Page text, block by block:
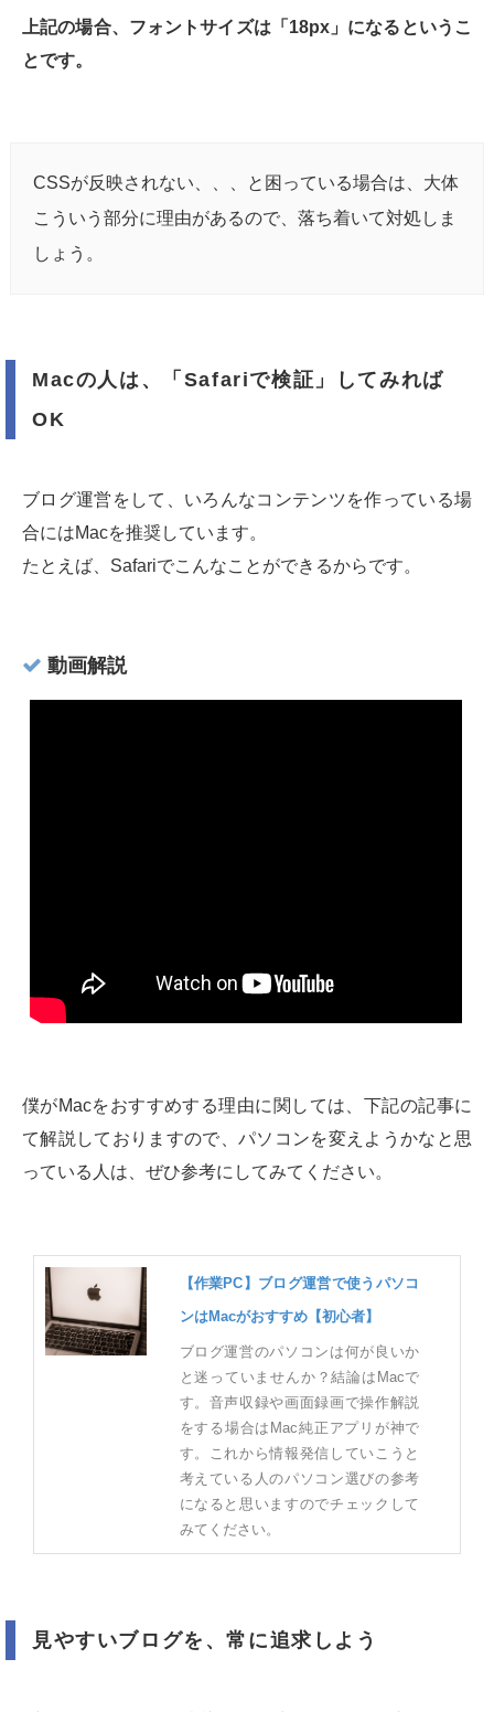
上記の場合、フォントサイズは「18px」になるというこ
とです。
CSSが反映されない、、、と困っている場合は、大体
こういう部分に理由があるので、落ち着いて対処しま
しょう。
Macの人は、「Safariで検証」してみれば
OK
ブログ運営をして、いろんなコンテンツを作っている場
合にはMacを推奨しています。
たとえば、Safariでこんなことができるからです。
動画解説
僕がMacをおすすめする理由に関しては、下記の記事に
て解説しておりますので、パソコンを変えようかなと思
っている人は、ぜひ参考にしてみてください。
【作業PC】ブログ運営で使うパソコ
ンはMacがおすすめ【初心者】
ブログ運営のパソコンは何が良いか
と迷っていませんか？結論はMacで
す。音声収録や画面録画で操作解説
をする場合はMac純正アプリが神で
す。これから情報発信していこうと
考えている人のパソコン選びの参考
になると思いますのでチェックして
みてください。
見やすいブログを、常に追求しよう